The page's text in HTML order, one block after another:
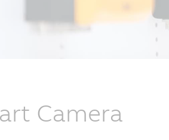
Camera